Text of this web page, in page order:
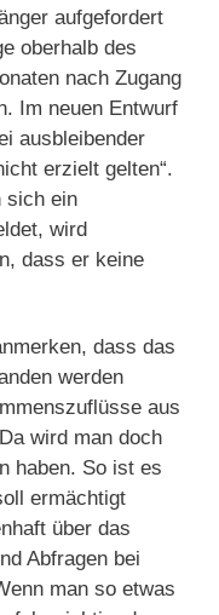
aufgefordert
oberhalb des
nach Zugang
Im neuen Entwurf
ausbleibender
erzielt gelten“.
sich ein
wird
dass er keine
dass das
werden
aus
wird man doch
haben. So ist es
ermächtigt
über das
Abfragen bei
man so etwas